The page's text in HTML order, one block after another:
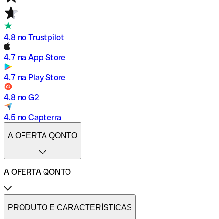
4.8 no Trustpilot
4.7 na App Store
4.7 na Play Store
4.8 no G2
4.5 no Capterra
A OFERTA QONTO
A OFERTA QONTO
Tarifas
Conta profissional online
PRODUTO E CARACTERÍSTICAS